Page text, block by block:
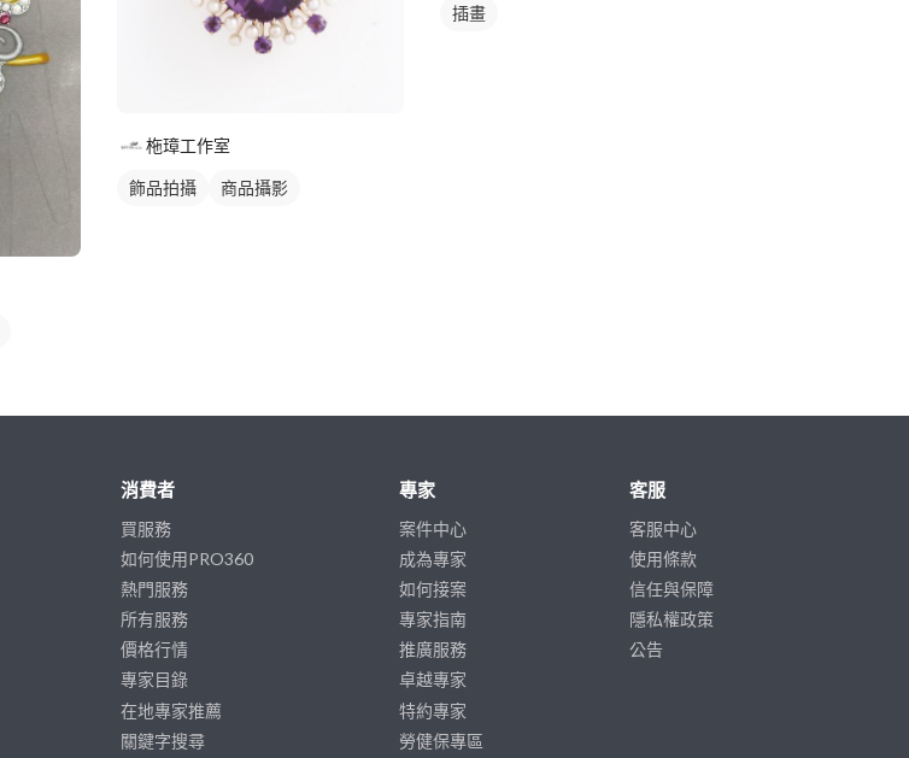
柂璋工作室
飾品拍攝 商品攝影
插畫
消費者
買服務
如何使用PRO360
熱門服務
所有服務
價格行情
專家目錄
在地專家推薦
關鍵字搜尋
專家
案件中心
成為專家
如何接案
專家指南
推廣服務
卓越專家
特約專家
勞健保專區
客服
客服中心
使用條款
信任與保障
隱私權政策
公告